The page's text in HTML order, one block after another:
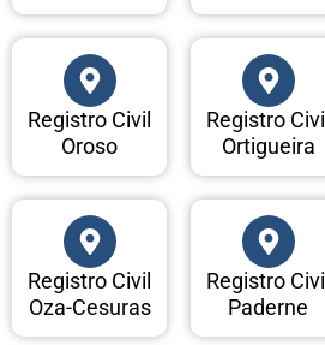
Registro Civil
Oroso
Registro Civil
Ortigueira
Registro Civil
Oza-Cesuras
Registro Civil
Paderne